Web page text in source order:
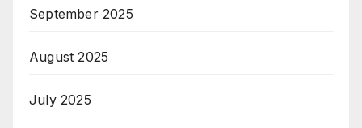
September 2025
August 2025
July 2025